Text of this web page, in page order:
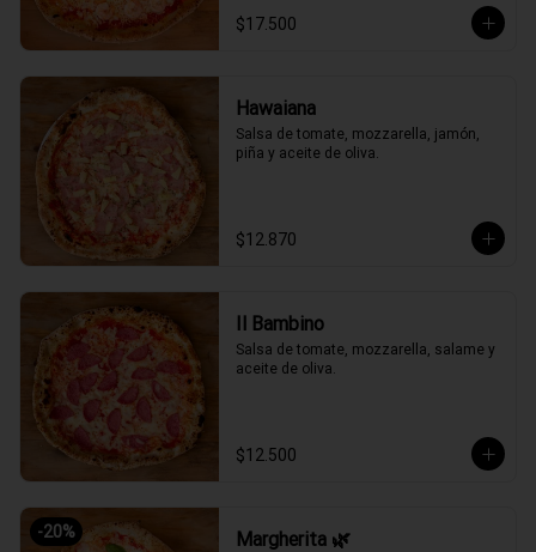
$17.500
Hawaiana
Salsa de tomate, mozzarella, jamón,
piña y aceite de oliva.
$12.870
Il Bambino
Salsa de tomate, mozzarella, salame y
aceite de oliva.
$12.500
-20% Margherita 🌿